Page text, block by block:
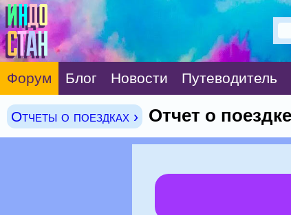
Форум Блог Новости Путеводитель
Отчеты о поездках › Отчет о